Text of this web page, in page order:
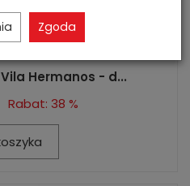
Hermanos - d...
Rabat: 38 %
Zgoda